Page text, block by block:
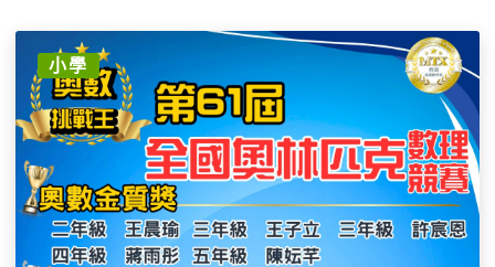
在育苗，我們深信：堅持努力，就能創造奇蹟。
每位孩子的成長與突破，都是全體老師和家長最珍貴
的驕傲。
🙋‍♂️ 招生 對象：國小二年級至六年級，對數學有興趣
或成績優異者皆可報名參加
📌 洽詢更多資訊、安排到班檢測與試聽
☎️ 電話：02-2898-6632
✅ 官方LINE： https://page.line.me/fha0679e
📲 私訊粉專，將有專人與您聯繫
小學